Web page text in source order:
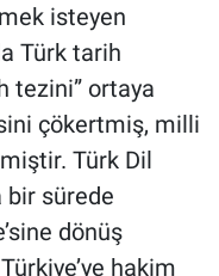
isteyen
Türk tarih
tezini” ortaya
çökertmiş, milli
Türk Dil
bir sürede
dönüş
hakim